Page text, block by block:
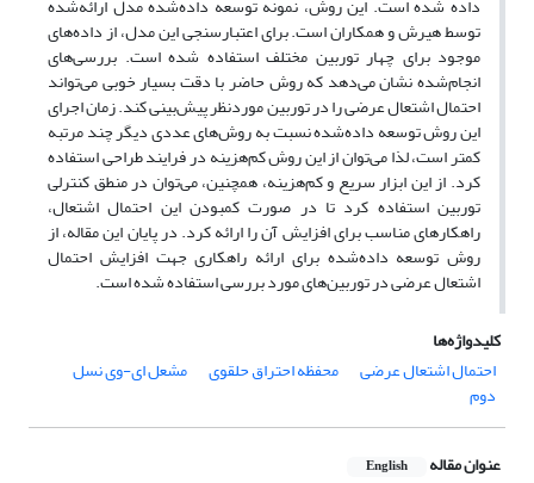
داده‌ شده است. این روش، نمونه توسعه داده‌شده مدل ارائه‌شده
توسط هیرش و همکاران است. برای اعتبارسنجی این مدل، از داده‌های
موجود برای چهار توربین مختلف استفاده‌ شده است. بررسی‌های
انجام‌شده نشان می‌دهد که روش حاضر با دقت بسیار خوبی می‌تواند
احتمال اشتعال عرضی را در توربین موردنظر پیش‌بینی کند. زمان اجرای
این روش توسعه داده‌شده نسبت به روش‌های عددی دیگر چند مرتبه
کمتر است، لذا می‌توان از این روش کم‌هزینه در فرایند طراحی استفاده
کرد. از این ابزار سریع و کم‌هزینه، همچنین، می‌توان در منطق کنترلی
توربین استفاده کرد تا در صورت کم­بودن این احتمال اشتعال،
راهکارهای مناسب برای افزایش آن را ارائه کرد. در پایان این مقاله، از
روش توسعه داده‌شده برای ارائه راهکاری جهت افزایش احتمال
اشتعال عرضی در توربین‌های مورد بررسی استفاده ‌شده است.
کلیدواژه‌ها
احتمال اشتعال عرضی
محفظه احتراق حلقوی مشعل ای-وی نسل
دوم
عنوان مقاله English